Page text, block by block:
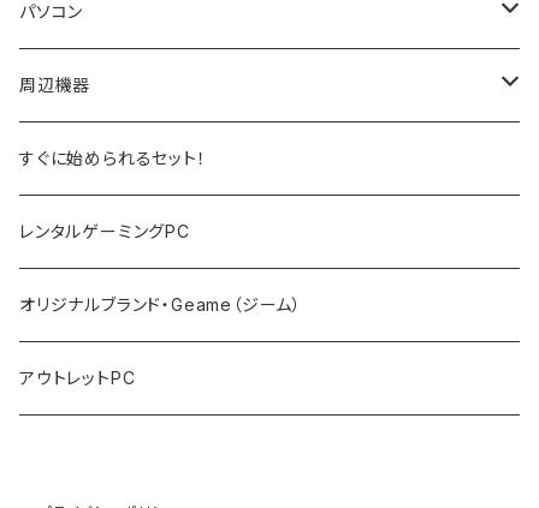
パソコン
ノートPC
デスクトップPC
PCサーバー
周辺機器
モニター
キーボード
マウス
プロジェクタ
すぐに始められるセット！
レンタルゲーミングPC
オリジナルブランド・Geame（ジーム）
アウトレットPC